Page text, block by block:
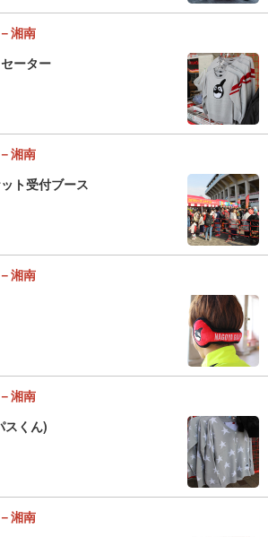
湘南
ーター
湘南
ト受付ブース
湘南
湘南
スくん)
湘南